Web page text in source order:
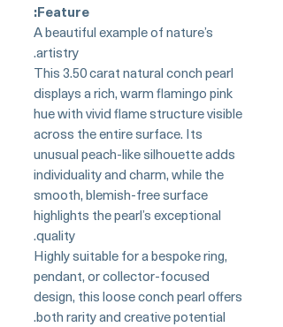
Feature:
A beautiful example of nature’s
artistry.
This 3.50 carat natural conch pearl
displays a rich, warm flamingo pink
hue with vivid flame structure visible
across the entire surface. Its
unusual peach-like silhouette adds
individuality and charm, while the
smooth, blemish-free surface
highlights the pearl’s exceptional
quality.
Highly suitable for a bespoke ring,
pendant, or collector-focused
design, this loose conch pearl offers
both rarity and creative potential.